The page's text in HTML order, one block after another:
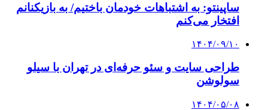
ساپینتو: به اشتباهات خودمان باختیم/ به بازیکنانم
افتخار می‌کنم
۱۴۰۴/۰۹/۱۰
طراحی سایت و سئو حرفه‌ای در تهران با سیلو
سولوشن
۱۴۰۴/۰۵/۰۸